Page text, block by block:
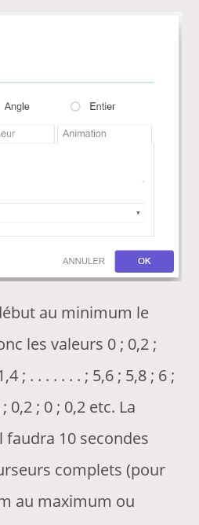
au minimum le
les valeurs 0 ; 0,2 ;
; . . . . . . . ; 5,6 ; 5,8 ; 6 ;
0,2 ; 0 ; 0,2 etc. La
faudra 10 secondes
complets (pour
au maximum ou